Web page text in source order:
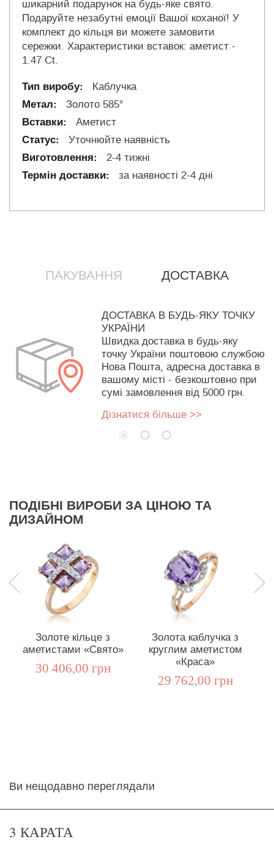
шикарний подарунок на будь-яке свято.
Подаруйте незабутні емоції Вашої коханої! У
комплект до кільця ви можете замовити
сережки. Характеристики вставок: аметист -
1.47 Ct.
Каблучка
Золото 585°
Аметист
Уточнюйте наявність
2-4 тижні
за наявності 2-4 дні
ПАКУВАННЯ ДОСТАВКА
ДОСТАВКА В БУДЬ-ЯКУ ТОЧКУ
УКРАЇНИ
Швидка доставка в будь-яку
точку України поштовою службою
Нова Пошта, адресна доставка в
вашому місті - безкоштовно при
сумі замовлення від 5000 грн.
Дізнатися більше >>
ПОДІБНІ ВИРОБИ ЗА ЦІНОЮ ТА
ДИЗАЙНОМ
Золоте кільце з
аметистами «Свято»
30 406,00 грн
Золота каблучка з
круглим аметистом
«Краса»
29 762,00 грн
Ви нещодавно переглядали
3 КАРАТА